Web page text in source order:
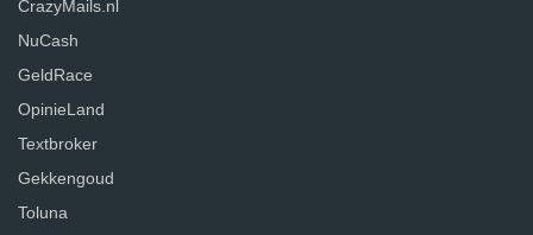
CrazyMails.nl
NuCash
GeldRace
OpinieLand
Textbroker
Gekkengoud
Toluna